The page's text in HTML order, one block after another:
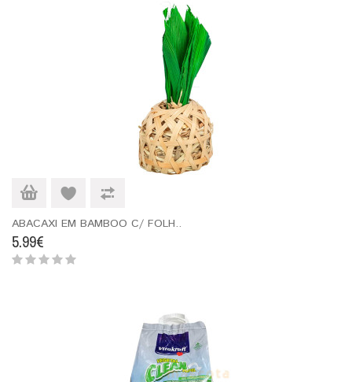
ABACAXI EM BAMBOO C/ FOLH..
5.99€